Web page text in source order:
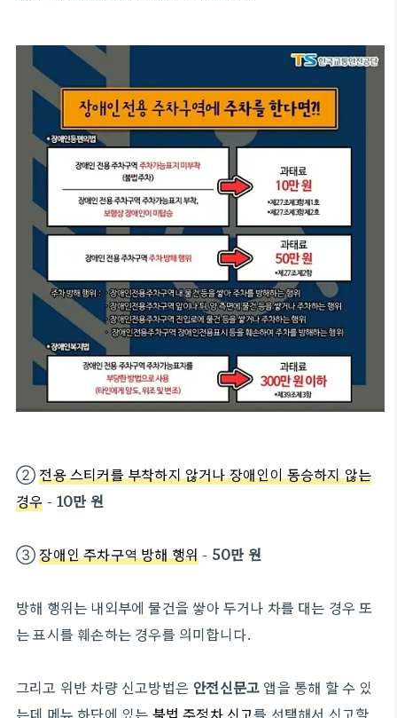
②전용 스티커를 부착하지 않거나 장애인이 동승하지 않는
경우 - 10만 원
③장애인 주차구역 방해 행위- 50만 원
방해 행위는 내외부에 물건을 쌓아 두거나 차를 대는 경우 또
는 표시를 훼손하는 경우를 의미합니다.
그리고 위반 차량 신고방법은 안전신문고 앱을 통해 할 수 있
는데 메뉴 하단에 있는 불법 주정차 신고를 선택해서 신고할